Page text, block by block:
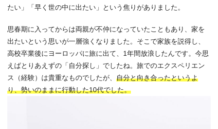
たい」「早く世の中に出たい」という焦りがありました。
思春期に入ってからは両親が不仲になっていたこともあり、家を
出たいという思いが一層強くなりました。そこで家族を説得し、
高校卒業後にヨーロッパに旅に出て、1年間放浪したんです。今思
えばとりあえずの「自分探し」でしたね。旅でのエクスペリエン
ス（経験）は貴重なものでしたが、 自分と向き合ったというよ
り、勢いのままに行動した10代でした。